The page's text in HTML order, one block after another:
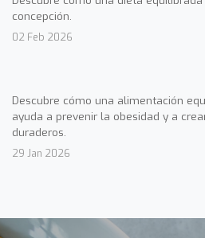
concepción.
02 Feb 2026
Descubre cómo una alimentación
ayuda a prevenir la obesidad y a
duraderos.
29 Jan 2026